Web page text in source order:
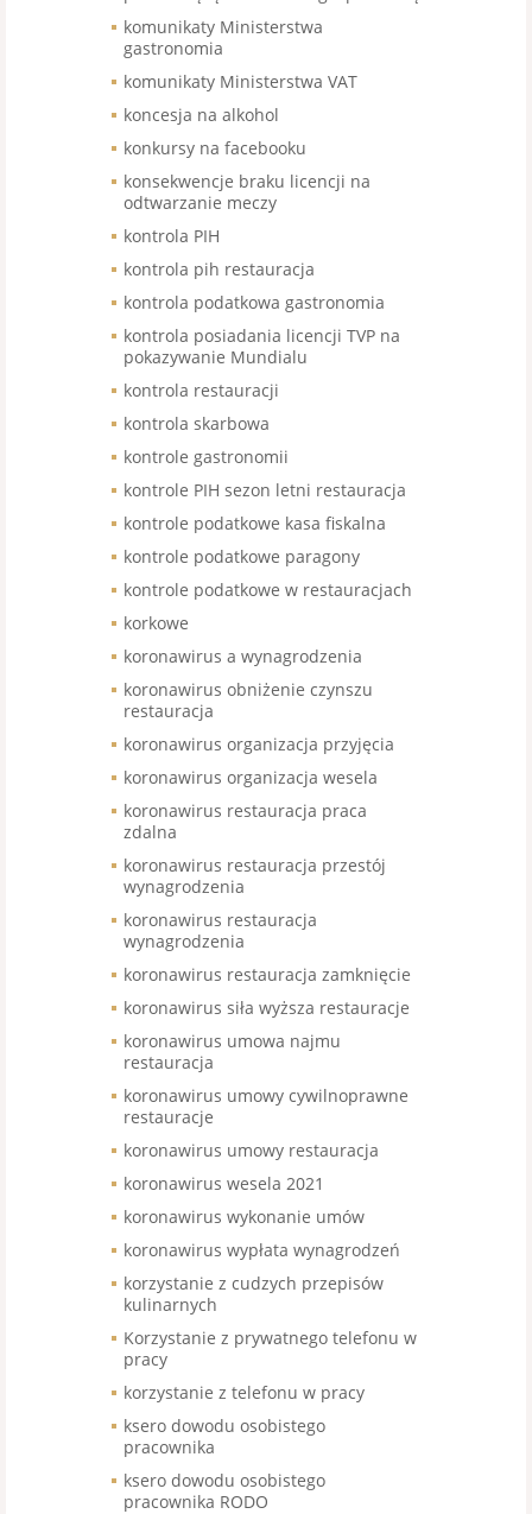
komunikaty Ministerstwa
gastronomia
komunikaty Ministerstwa VAT
koncesja na alkohol
konkursy na facebooku
konsekwencje braku licencji na
odtwarzanie meczy
kontrola PIH
kontrola pih restauracja
kontrola podatkowa gastronomia
kontrola posiadania licencji TVP na
pokazywanie Mundialu
kontrola restauracji
kontrola skarbowa
kontrole gastronomii
kontrole PIH sezon letni restauracja
kontrole podatkowe kasa fiskalna
kontrole podatkowe paragony
kontrole podatkowe w restauracjach
korkowe
koronawirus a wynagrodzenia
koronawirus obniżenie czynszu
restauracja
koronawirus organizacja przyjęcia
koronawirus organizacja wesela
koronawirus restauracja praca
zdalna
koronawirus restauracja przestój
wynagrodzenia
koronawirus restauracja
wynagrodzenia
koronawirus restauracja zamknięcie
koronawirus siła wyższa restauracje
koronawirus umowa najmu
restauracja
koronawirus umowy cywilnoprawne
restauracje
koronawirus umowy restauracja
koronawirus wesela 2021
koronawirus wykonanie umów
koronawirus wypłata wynagrodzeń
korzystanie z cudzych przepisów
kulinarnych
Korzystanie z prywatnego telefonu w
pracy
korzystanie z telefonu w pracy
ksero dowodu osobistego
pracownika
ksero dowodu osobistego
pracownika RODO